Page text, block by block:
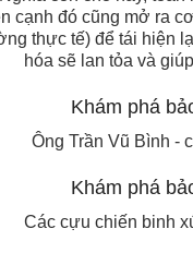
cạnh đó cũng mở ra
thực tế) để tái hiện
hóa sẽ lan tỏa và
Ông Trần Vũ Bình -
Các cựu chiến binh